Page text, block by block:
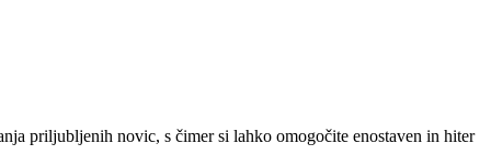
priljubljenih novic, s čimer si lahko omogočite enostaven in hiter